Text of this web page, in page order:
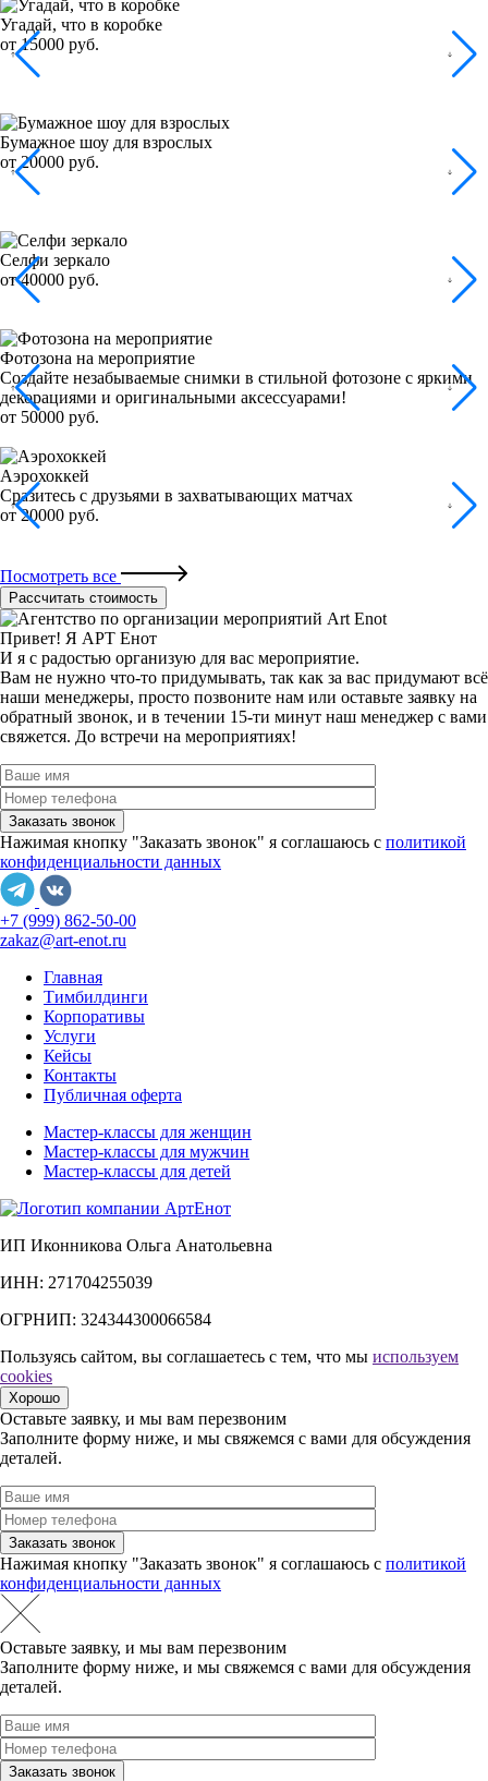
Угадай, что в коробке
от 15000 руб.
Бумажное шоу для взрослых
от 20000 руб.
Селфи зеркало
от 40000 руб.
Фотозона на мероприятие
Создайте незабываемые снимки в стильной фотозоне с яркими
декорациями и оригинальными аксессуарами!
от 50000 руб.
Аэрохоккей
Сразитесь с друзьями в захватывающих матчах
от 20000 руб.
Посмотреть все
Рассчитать стоимость
Привет! Я АРТ Енот
И я с радостью организую для вас мероприятие.
Вам не нужно что-то придумывать, так как за вас придумают всё
наши менеджеры, просто позвоните нам или оставьте заявку на
обратный звонок, и в течении 15-ти минут наш менеджер с вами
свяжется. До встречи на мероприятиях!
Нажимая кнопку "Заказать звонок" я соглашаюсь с политикой
конфиденциальности данных
+7 (999) 862-50-00
zakaz@art-enot.ru
Главная
Тимбилдинги
Корпоративы
Услуги
Кейсы
Контакты
Публичная оферта
Мастер-классы для женщин
Мастер-классы для мужчин
Мастер-классы для детей
ИП Иконникова Ольга Анатольевна
ИНН: 271704255039
ОГРНИП: 324344300066584
Пользуясь сайтом, вы соглашаетесь с тем, что мы используем
cookies
Хорошо
Оставьте заявку, и мы вам перезвоним
Заполните форму ниже, и мы свяжемся с вами для обсуждения
деталей.
Нажимая кнопку "Заказать звонок" я соглашаюсь с политикой
конфиденциальности данных
Оставьте заявку, и мы вам перезвоним
Заполните форму ниже, и мы свяжемся с вами для обсуждения
деталей.